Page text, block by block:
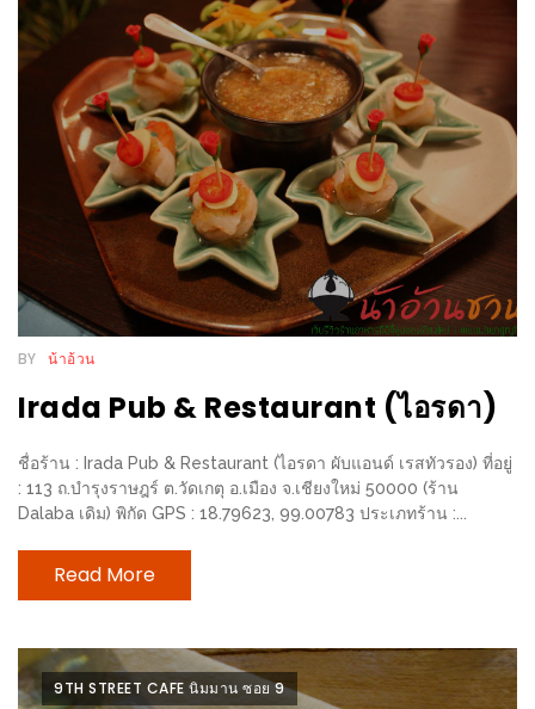
อร่อย
ที่สุด?
งาน
แฟร์
เรื่อง
บ้าน
ที่
ทุก
คน
พบ
สินค้า
เรื่อง
บ้าน
คุ้ม
ครบ
ที่
เดียว
BY น้าอ้วน
Irada Pub & Restaurant (ไอรดา)
ชื่อร้าน : Irada Pub & Restaurant (ไอรดา ผับแอนด์ เรสทัวรอง) ที่อยู่
: 113 ถ.บำรุงราษฎร์ ต.วัดเกตุ อ.เมือง จ.เชียงใหม่ 50000 (ร้าน
Dalaba เดิม) พิกัด GPS : 18.79623, 99.00783 ประเภทร้าน :...
Read More
9TH STREET CAFE นิมมาน ซอย 9